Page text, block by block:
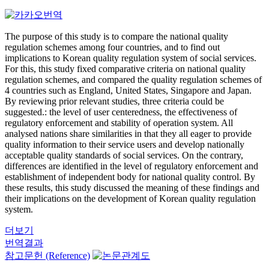
The purpose of this study is to compare the national quality
regulation schemes among four countries, and to find out
implications to Korean quality regulation system of social services.
For this, this study fixed comparative criteria on national quality
regulation schemes, and compared the quality regulation schemes of
4 countries such as England, United States, Singapore and Japan.
By reviewing prior relevant studies, three criteria could be
suggested.: the level of user centeredness, the effectiveness of
regulatory enforcement and stability of operation system. All
analysed nations share similarities in that they all eager to provide
quality information to their service users and develop nationally
acceptable quality standards of social services. On the contrary,
differences are identified in the level of regulatory enforcement and
establishment of independent body for national quality control. By
these results, this study discussed the meaning of these findings and
their implications on the development of Korean quality regulation
system.
더보기
번역결과
참고문헌 (Reference)